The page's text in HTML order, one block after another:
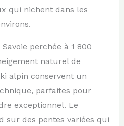
qui nichent dans les
perchée à 1 800
naturel de
alpin conservent un
parfaites pour
exceptionnel. Le
sur des pentes variées qui